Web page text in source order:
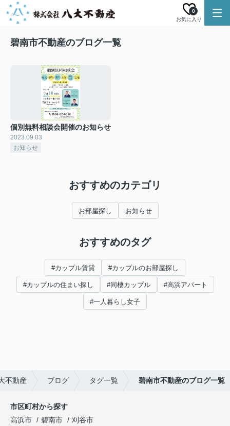
お気に入り
0
碧南市不動産のブログ一覧
個別無料相談会開催のお知らせ
2023.09.03
お知らせ
おすすめのカテゴリ
お部屋探し お知らせ
おすすめのタグ
#カップル賃貸 #カップルのお部屋探し
#カップルの住まい探し #同棲カップル #高浜アパート
#一人暮らし女子
不動産 ブログ タグ一覧 碧南市不動産のブログ一覧
市区町村から探す
高浜市
碧南市
刈谷市